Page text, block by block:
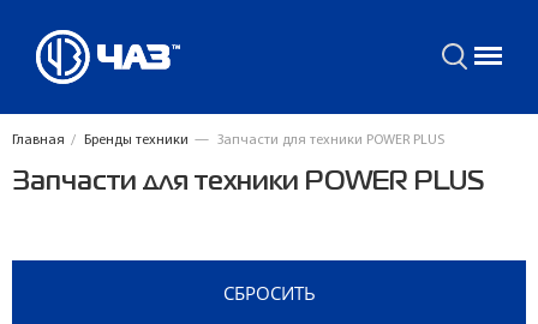
Главная / Бренды техники — Запчасти для техники POWER PLUS
Запчасти для техники POWER PLUS